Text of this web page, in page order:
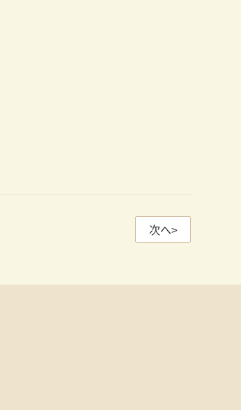
次へ>